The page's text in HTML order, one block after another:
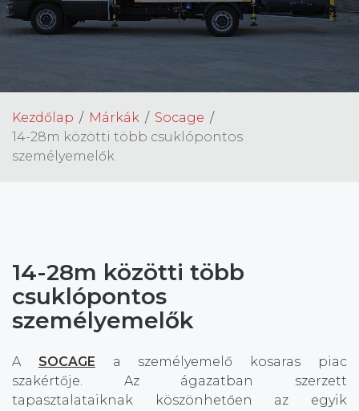
Kezdőlap Márkák
Socage
14-28m közötti több csuklópontos
személyemelők
14-28m közötti több
csuklópontos
személyemelők
A SOCAGE a személyemelő kosaras piac
szakértője. Az ágazatban szerzett
tapasztalataiknak köszönhetően az egyik